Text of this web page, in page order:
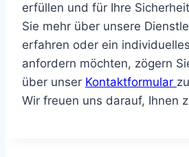
erfüllen und für Ihre
Sie mehr über unsere
erfahren oder ein
anfordern möchten, zögern
über unser Kontaktformular
Wir freuen uns darauf, Ihnen